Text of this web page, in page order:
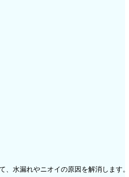
、水漏れやニオイの原因を解消します。